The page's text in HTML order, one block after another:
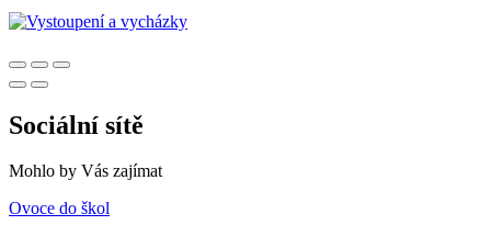
Sociální sítě
Mohlo by Vás zajímat
Ovoce do škol